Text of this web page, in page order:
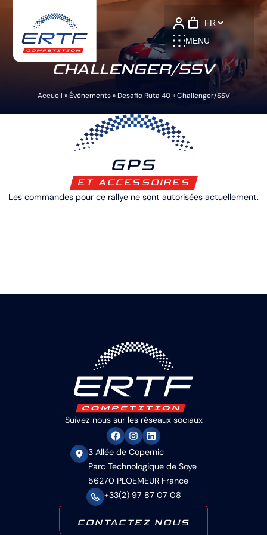
MENU
Language
CHALLENGER/SSV
Accueil »Évènements»Desafio Ruta 40»Challenger/SSV
GPS
ET ACCESSOIRES
Les commandes pour ce rallye ne sont autorisées actuellement.
Suivez nous sur les réseaux sociaux
3 Allée de Copernic
Parc Technologique de Soye
56270 PLOEMEUR France
+33(2) 97 87 07 08
CONTACTEZ NOUS